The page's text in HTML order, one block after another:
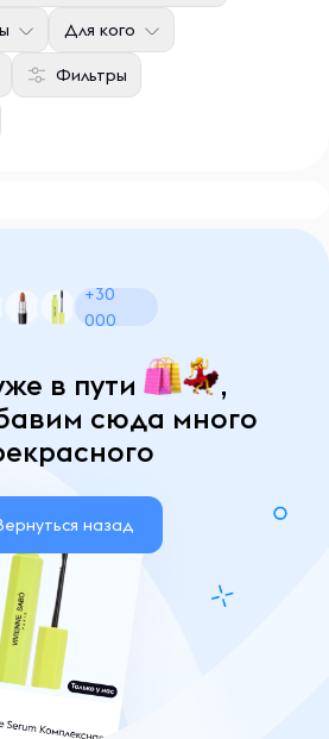
Фильтры
Для кого
+30
000
в пути
,
сюда много
назад